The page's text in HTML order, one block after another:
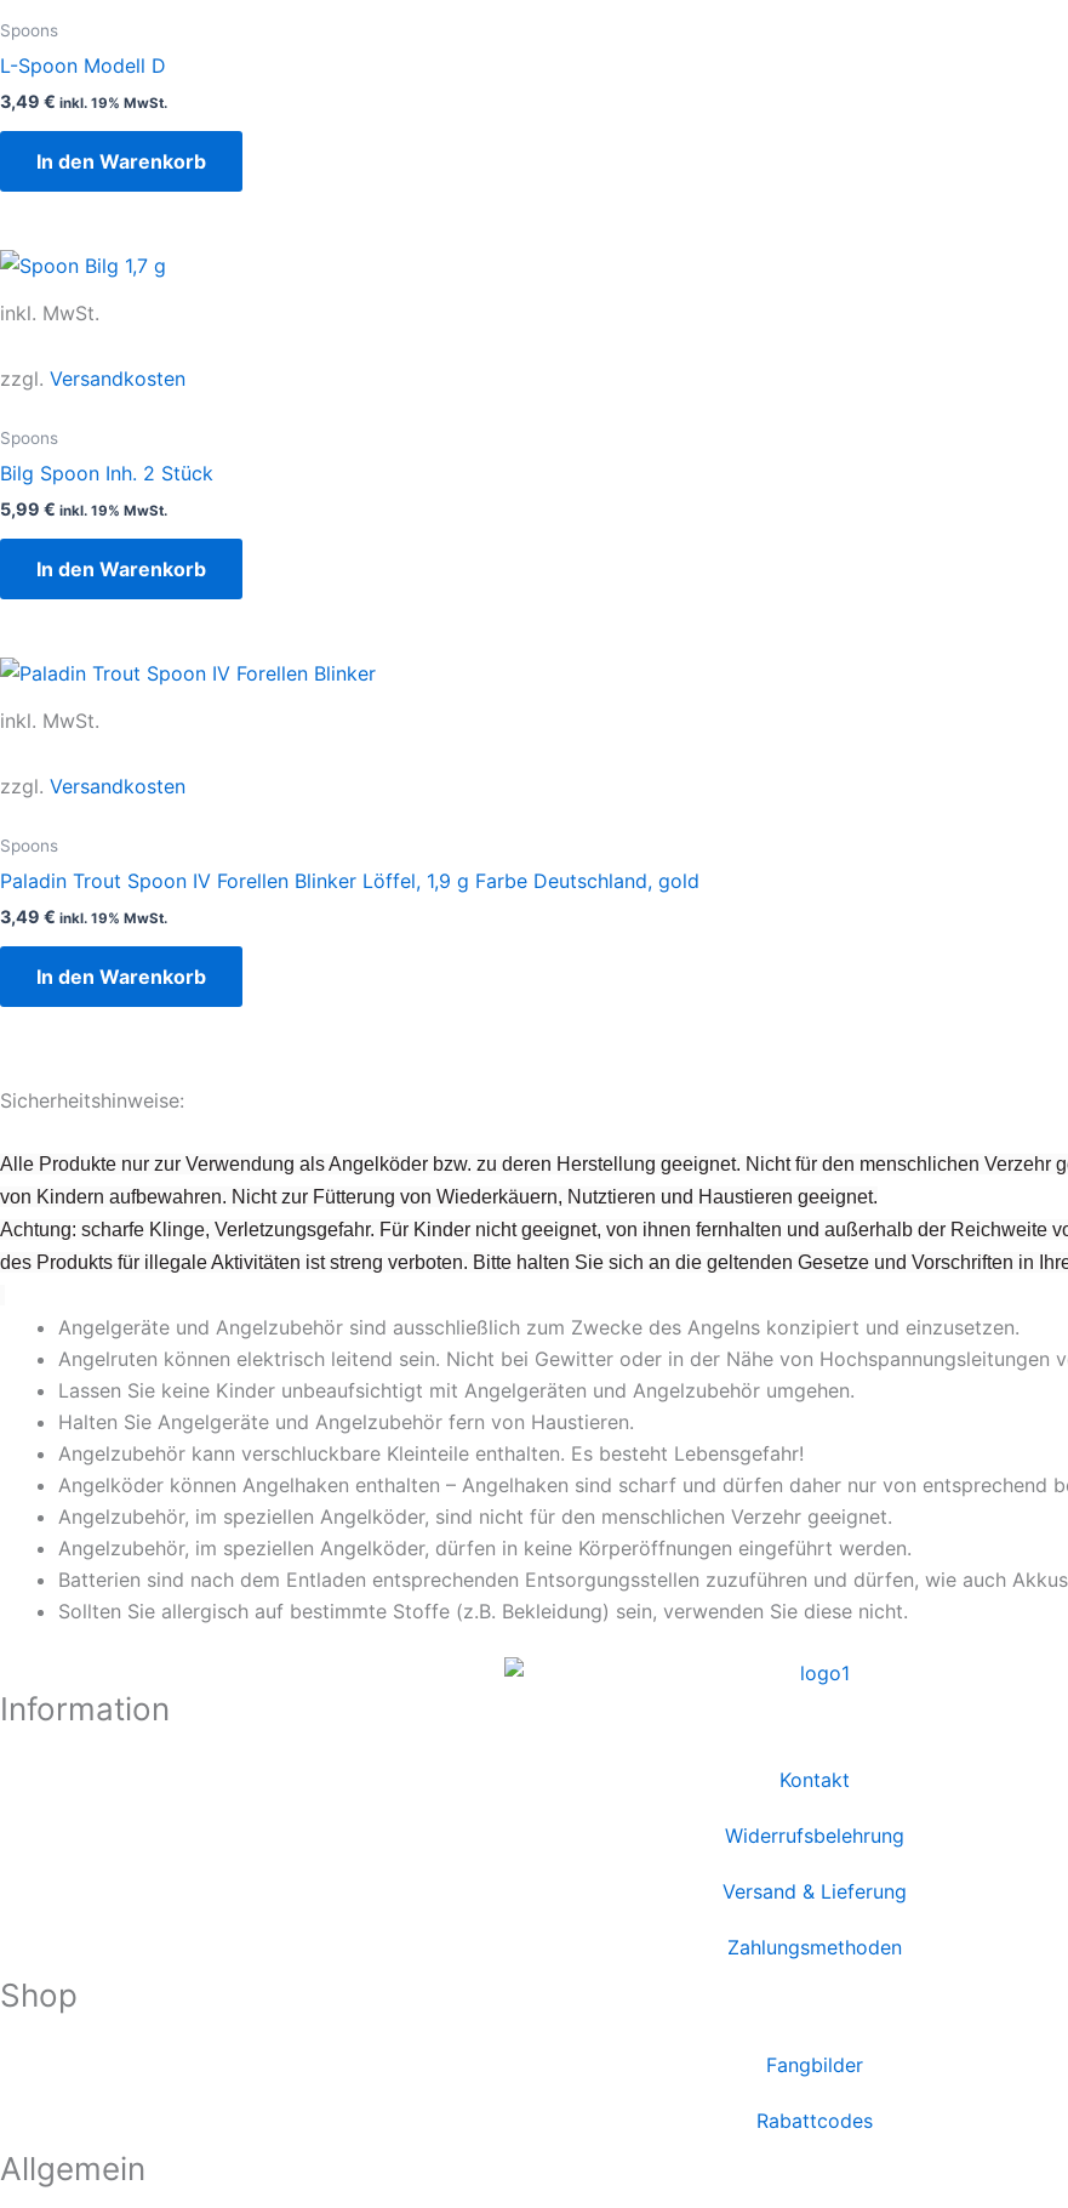
Spoons
L-Spoon Modell D
3,49 € inkl. 19% MwSt.
In den Warenkorb
inkl. MwSt.
zzgl. Versandkosten
Spoons
Bilg Spoon Inh. 2 Stück
5,99 € inkl. 19% MwSt.
In den Warenkorb
inkl. MwSt.
zzgl. Versandkosten
Spoons
Paladin Trout Spoon IV Forellen Blinker Löffel, 1,9 g Farbe Deutschland, gold
3,49 € inkl. 19% MwSt.
In den Warenkorb
Sicherheitshinweise:
Alle Produkte nur zur Verwendung als Angelköder bzw. zu deren Herstellung geeignet. Nicht für den menschlichen
von Kindern aufbewahren. Nicht zur Fütterung von Wiederkäuern, Nutztieren und Haustieren geeignet.
Achtung: scharfe Klinge, Verletzungsgefahr. Für Kinder nicht geeignet, von ihnen fernhalten und außerhalb der Reichweite
des Produkts für illegale Aktivitäten ist streng verboten. Bitte halten Sie sich an die geltenden Gesetze und Vorschriften in
Angelgeräte und Angelzubehör sind ausschließlich zum Zwecke des Angelns konzipiert und einzusetzen.
Angelruten können elektrisch leitend sein. Nicht bei Gewitter oder in der Nähe von Hochspannungsleitungen
Lassen Sie keine Kinder unbeaufsichtigt mit Angelgeräten und Angelzubehör umgehen.
Halten Sie Angelgeräte und Angelzubehör fern von Haustieren.
Angelzubehör kann verschluckbare Kleinteile enthalten. Es besteht Lebensgefahr!
Angelköder können Angelhaken enthalten – Angelhaken sind scharf und dürfen daher nur von entsprechend
Angelzubehör, im speziellen Angelköder, sind nicht für den menschlichen Verzehr geeignet.
Angelzubehör, im speziellen Angelköder, dürfen in keine Körperöffnungen eingeführt werden.
Batterien sind nach dem Entladen entsprechenden Entsorgungsstellen zuzuführen und dürfen, wie auch
Sollten Sie allergisch auf bestimmte Stoffe (z.B. Bekleidung) sein, verwenden Sie diese nicht.
Information
Kontakt
Widerrufsbelehrung
Versand & Lieferung
Zahlungsmethoden
Shop
Fangbilder
Rabattcodes
Allgemein